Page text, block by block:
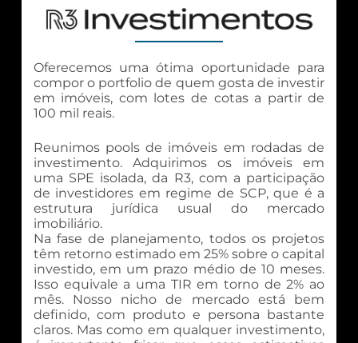
Oferecemos uma ótima oportunidade para
compor o portfolio de quem gosta de investir
em imóveis, com lotes de cotas a partir de
100 mil reais.
Reunimos pools de imóveis em rodadas de
investimento. Adquirimos os imóveis em
uma SPE isolada, da R3, com a participação
de investidores em regime de SCP, que é a
estrutura jurídica usual do mercado
imobiliário.
Na fase de planejamento, todos os projetos
têm retorno estimado em 25% sobre o capital
investido, em um prazo médio de 10 meses.
Isso equivale a uma TIR em torno de 2% ao
mês. Nosso nicho de mercado está bem
definido, com produto e persona bastante
claros. Mas como em qualquer investimento,